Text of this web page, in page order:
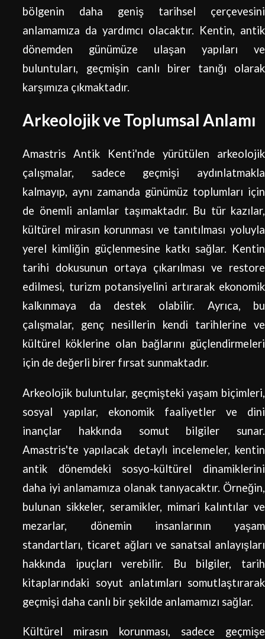
bölgenin daha geniş tarihsel çerçevesini
anlamamıza da yardımcı olacaktır. Kentin, antik
dönemden günümüze ulaşan yapıları ve
buluntuları, geçmişin canlı birer tanığı olarak
karşımıza çıkmaktadır.
Arkeolojik ve Toplumsal Anlamı
Amastris Antik Kenti'nde yürütülen arkeolojik
çalışmalar, sadece geçmişi aydınlatmakla
kalmayıp, aynı zamanda günümüz toplumları için
de önemli anlamlar taşımaktadır. Bu tür kazılar,
kültürel mirasın korunması ve tanıtılması yoluyla
yerel kimliğin güçlenmesine katkı sağlar. Kentin
tarihi dokusunun ortaya çıkarılması ve restore
edilmesi, turizm potansiyelini artırarak ekonomik
kalkınmaya da destek olabilir. Ayrıca, bu
çalışmalar, genç nesillerin kendi tarihlerine ve
kültürel köklerine olan bağlarını güçlendirmeleri
için de değerli birer fırsat sunmaktadır.
Arkeolojik buluntular, geçmişteki yaşam biçimleri,
sosyal yapılar, ekonomik faaliyetler ve dini
inançlar hakkında somut bilgiler sunar.
Amastris'te yapılacak detaylı incelemeler, kentin
antik dönemdeki sosyo-kültürel dinamiklerini
daha iyi anlamamıza olanak tanıyacaktır. Örneğin,
bulunan sikkeler, seramikler, mimari kalıntılar ve
mezarlar, dönemin insanlarının yaşam
standartları, ticaret ağları ve sanatsal anlayışları
hakkında ipuçları verebilir. Bu bilgiler, tarih
kitaplarındaki soyut anlatımları somutlaştırarak
geçmişi daha canlı bir şekilde anlamamızı sağlar.
Kültürel mirasın korunması, sadece geçmişe